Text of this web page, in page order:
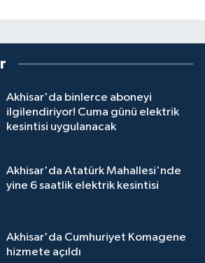
Akhisar'da binlerce aboneyi
ilgilendiriyor! Cuma günü elektrik
kesintisi uygulanacak
Akhisar'da Atatürk Mahallesi'nde
yine 6 saatlik elektrik kesintisi
Akhisar'da Cumhuriyet Komagene
hizmete açıldı